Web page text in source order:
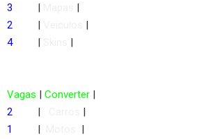
3 |
|
2
|
|
4| |
Vagas | Converter |
2 |
|
1
|
|